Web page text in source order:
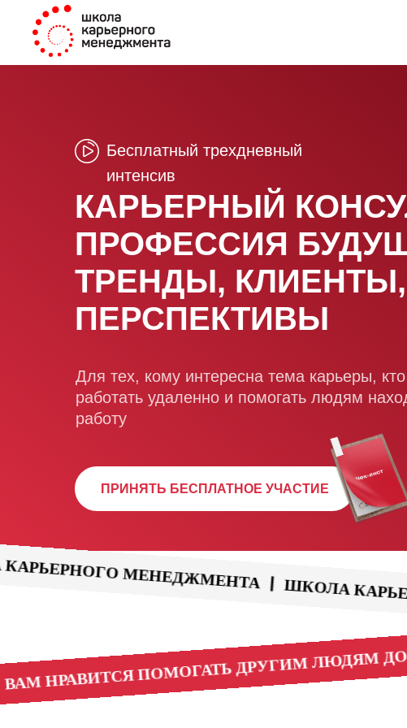
КАРЬЕРНЫЙ
ПРОФЕССИЯ
ТРЕНДЫ, КЛИЕНТЫ,
ПЕРСПЕКТИВЫ
Бесплатный трехдневный
интенсив
ПРИНЯТЬ БЕСПЛАТНОЕ УЧАСТИЕ
Для тех, кому интересна тема карьеры, кто
работать удаленно и помогать людям
работу
ВАМ НРАВИТСЯ ПОМОГАТЬ ДРУГИМ
КАРЬЕРНОГО МЕНЕДЖМЕНТА
ШКОЛА